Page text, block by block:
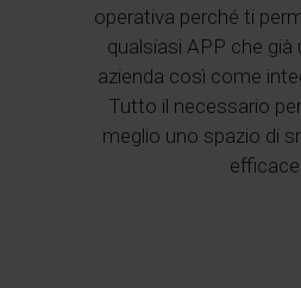
operativa perché ti
qualsiasi APP che già
azienda così come
Tutto il necessario
meglio uno spazio di
efficace.